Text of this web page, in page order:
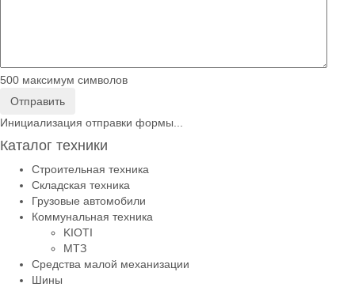
500 максимум символов
Отправить
Инициализация отправки формы...
Каталог техники
Строительная техника
Складская техника
Грузовые автомобили
Коммунальная техника
KIOTI
МТЗ
Средства малой механизации
Шины